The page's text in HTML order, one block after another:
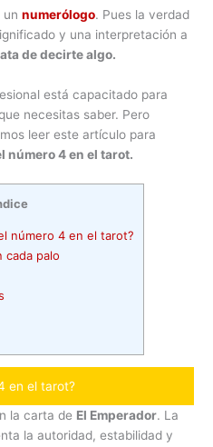
unnumerólogo. Pues la verdad
y una interpretación a
de decirte algo.
está capacitado para
necesitas saber. Pero
leer este artículo para
número 4 en el tarot.
número 4 en el tarot?
cada palo
en el tarot?
la carta de El Emperador. La
la autoridad, estabilidad y